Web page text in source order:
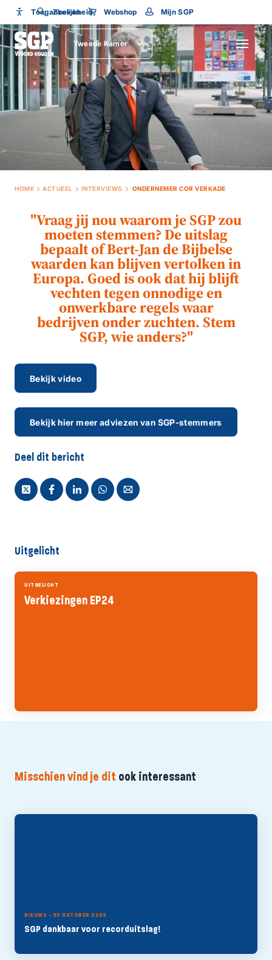
Toegankelijkheid
Toegankelijkheid
Lettergrootte
Zoeken Webshop Mijn SGP
Tweede Kamer SLUITEN
HOME ACTUEEL INTERVIEWS ONDERNEMER COR VERKADE
"Vraag jij nou waarom je SGP zou
moeten stemmen? De uitslag
bepaalt of Bert-Jan de Bijbelse
waarden kan blijven vertolken in
Europa. Goed is ook dat hij blijft
vechten tegen onnodige en
onwerkbare regels waar
bedrijven onder zuchten. Stem
SGP, wie anders?"
Bekijk video
Bekijk hier meer adviezen van SGP-stemmers
Deel dit bericht
Uitgelicht
UITGELICHT
Verkiezingen EP24
Misschien vind je dit ook interessant
NIEUWS - 30 OKTOBER 2025
SGP dankbaar voor recorduitslag!